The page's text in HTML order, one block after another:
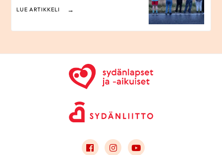
LUE ARTIKKELI
Link to facebook
Link to instagram
Link to youtube